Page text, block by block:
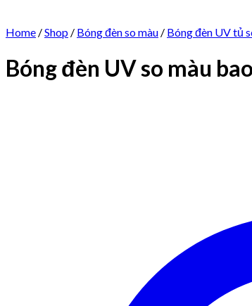
Home /Shop / Bóng đèn so màu / Bóng đèn UV tủ
Bóng đèn UV so màu